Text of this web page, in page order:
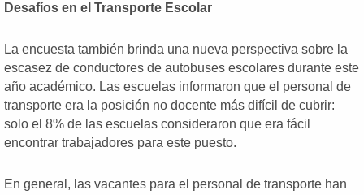
Desafíos en el Transporte Escolar
La encuesta también brinda una nueva perspectiva sobre la
escasez de conductores de autobuses escolares durante este
año académico. Las escuelas informaron que el personal de
transporte era la posición no docente más difícil de cubrir:
solo el 8% de las escuelas consideraron que era fácil
encontrar trabajadores para este puesto.
En general, las vacantes para el personal de transporte han